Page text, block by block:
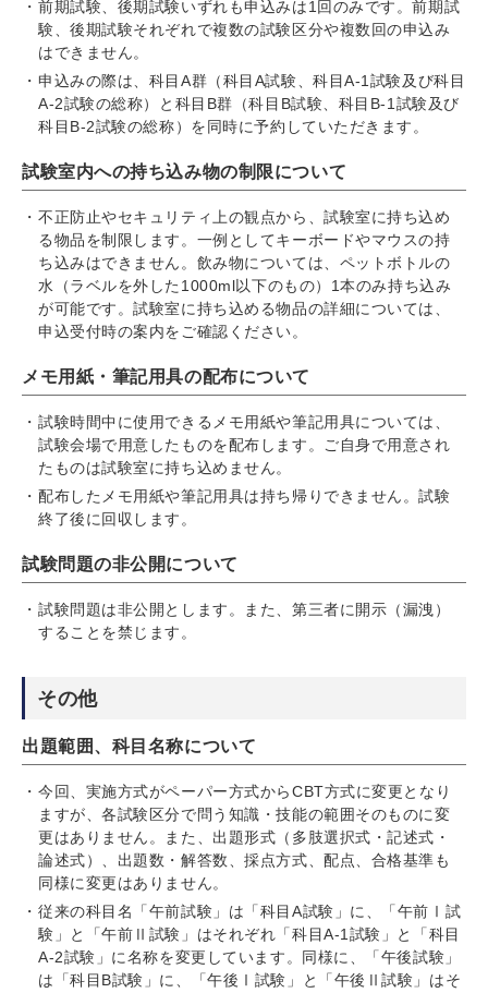
前期試験、後期試験いずれも申込みは1回のみです。前期試
験、後期試験それぞれで複数の試験区分や複数回の申込み
はできません。
申込みの際は、科目A群（科目A試験、科目A-1試験及び科目
A-2試験の総称）と科目B群（科目B試験、科目B-1試験及び
科目B-2試験の総称）を同時に予約していただきます。
試験室内への持ち込み物の制限について
不正防止やセキュリティ上の観点から、試験室に持ち込め
る物品を制限します。一例としてキーボードやマウスの持
ち込みはできません。飲み物については、ペットボトルの
水（ラベルを外した1000ml以下のもの）1本のみ持ち込み
が可能です。試験室に持ち込める物品の詳細については、
申込受付時の案内をご確認ください。
メモ用紙・筆記用具の配布について
試験時間中に使用できるメモ用紙や筆記用具については、
試験会場で用意したものを配布します。ご自身で用意され
たものは試験室に持ち込めません。
配布したメモ用紙や筆記用具は持ち帰りできません。試験
終了後に回収します。
試験問題の非公開について
試験問題は非公開とします。また、第三者に開示（漏洩）
することを禁じます。
その他
出題範囲、科目名称について
今回、実施方式がペーパー方式からCBT方式に変更となり
ますが、各試験区分で問う知識・技能の範囲そのものに変
更はありません。また、出題形式（多肢選択式・記述式・
論述式）、出題数・解答数、採点方式、配点、合格基準も
同様に変更はありません。
従来の科目名「午前試験」は「科目A試験」に、「午前Ⅰ試
験」と「午前Ⅱ試験」はそれぞれ「科目A-1試験」と「科目
A-2試験」に名称を変更しています。同様に、「午後試験」
は「科目B試験」に、「午後Ⅰ試験」と「午後Ⅱ試験」はそ